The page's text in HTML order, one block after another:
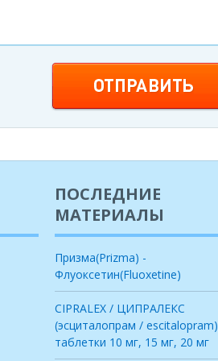
ПОСЛЕДНИЕ
МАТЕРИАЛЫ
Призма(Prizma) -
Флуоксетин(Fluoxetine)
CIPRALEX / ЦИПРАЛЕКС
(эсциталопрам / escitalopram)
таблетки 10 мг, 15 мг, 20 мг